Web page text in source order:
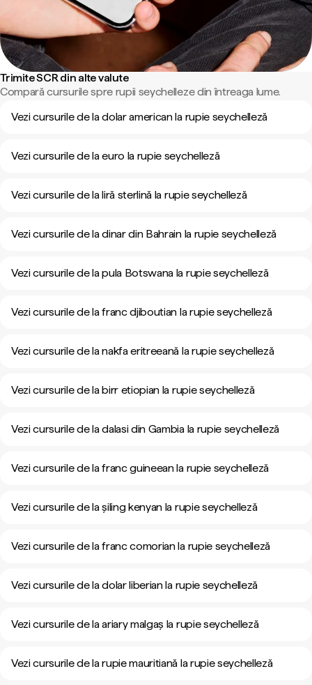
Trimite SCR din alte valute
Compară cursurile spre rupii seychelleze din întreaga lume.
Vezi cursurile de la dolar american la rupie seychelleză
Vezi cursurile de la euro la rupie seychelleză
Vezi cursurile de la liră sterlină la rupie seychelleză
Vezi cursurile de la dinar din Bahrain la rupie seychelleză
Vezi cursurile de la pula Botswana la rupie seychelleză
Vezi cursurile de la franc djiboutian la rupie seychelleză
Vezi cursurile de la nakfa eritreeană la rupie seychelleză
Vezi cursurile de la birr etiopian la rupie seychelleză
Vezi cursurile de la dalasi din Gambia la rupie seychelleză
Vezi cursurile de la franc guineean la rupie seychelleză
Vezi cursurile de la șiling kenyan la rupie seychelleză
Vezi cursurile de la franc comorian la rupie seychelleză
Vezi cursurile de la dolar liberian la rupie seychelleză
Vezi cursurile de la ariary malgaș la rupie seychelleză
Vezi cursurile de la rupie mauritiană la rupie seychelleză